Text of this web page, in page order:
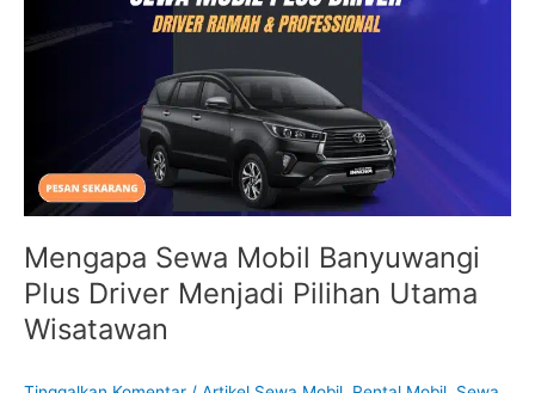
Mengapa Sewa Mobil Banyuwangi
Plus Driver Menjadi Pilihan Utama
Wisatawan
Banyuwangi
Plus
Wisatawan